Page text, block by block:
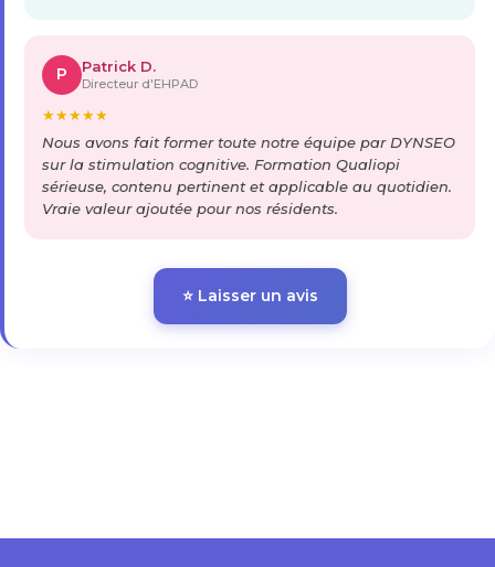
P Patrick D.
Directeur d'EHPAD
★★★★★
Nous avons fait former toute notre équipe par DYNSEO
sur la stimulation cognitive. Formation Qualiopi
sérieuse, contenu pertinent et applicable au quotidien.
Vraie valeur ajoutée pour nos résidents.
⭐ Laisser un avis